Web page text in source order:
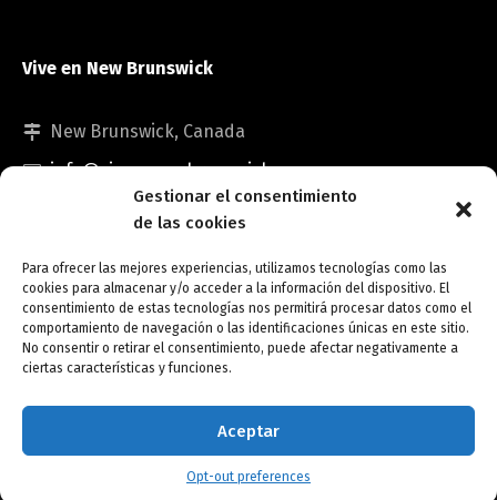
Gestionar el consentimiento
de las cookies
Para ofrecer las mejores experiencias, utilizamos tecnologías como las
cookies para almacenar y/o acceder a la información del dispositivo. El
consentimiento de estas tecnologías nos permitirá procesar datos como el
comportamiento de navegación o las identificaciones únicas en este sitio.
No consentir o retirar el consentimiento, puede afectar negativamente a
ciertas características y funciones.
Aceptar
Opt-out preferences
Vive en New Brunswick
New Brunswick, Canada
info@viveennewbrunswick.com
Copyright © Vive en New Brunswick.
Opt-out preferences